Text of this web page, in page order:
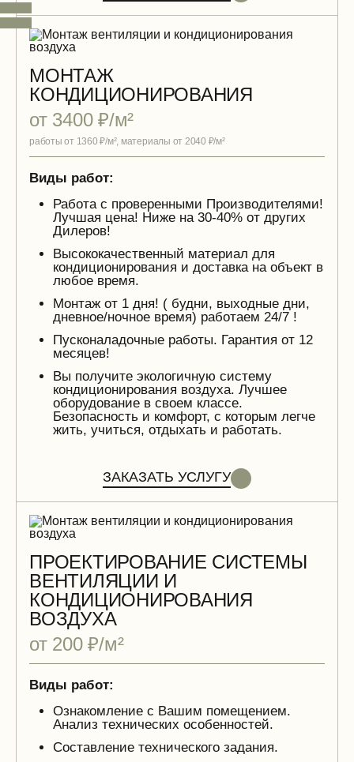
МОНТАЖ
КОНДИЦИОНИРОВАНИЯ
от 3400 ₽/м²
работы от 1360 ₽/м², материалы от 2040 ₽/м²
Виды работ:
Работа с проверенными Производителями!
Лучшая цена! Ниже на 30-40% от других
Дилеров!
Высококачественный материал для
кондиционирования и доставка на объект в
любое время.
Монтаж от 1 дня! ( будни, выходные дни,
дневное/ночное время) работаем 24/7 !
Пусконаладочные работы. Гарантия от 12
месяцев!
Вы получите экологичную систему
кондиционирования воздуха. Лучшее
оборудование в своем классе.
Безопасность и комфорт, с которым легче
жить, учиться, отдыхать и работать.
ЗАКАЗАТЬ УСЛУГУ
ПРОЕКТИРОВАНИЕ СИСТЕМЫ
ВЕНТИЛЯЦИИ И
КОНДИЦИОНИРОВАНИЯ
ВОЗДУХА
от 200 ₽/м²
Виды работ:
Ознакомление с Вашим помещением.
Анализ технических особенностей.
Составление технического задания.